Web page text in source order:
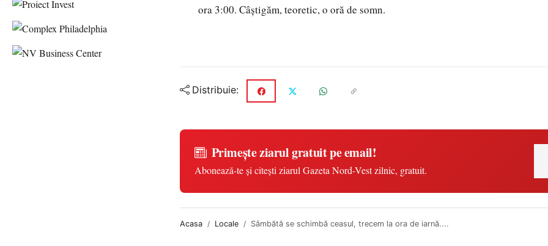
ora 3:00. Câștigăm, teoretic, o oră de somn.
Distribuie:
Primește ziarul gratuit pe email!
Abonează-te și citești ziarul Gazeta Nord-Vest zilnic, gratuit.
Acasa Locale Sâmbătă se schimbă ceasul, trecem la ora de iarnă....